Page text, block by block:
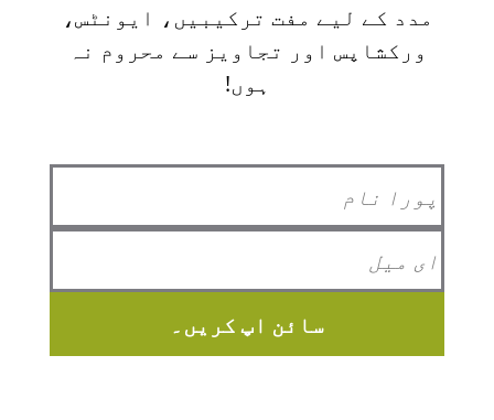
مدد کے لیے مفت ترکیبیں، ایونٹس،
ورکشاپس اور تجاویز سے محروم نہ
ہوں!
سائن اپ کریں۔